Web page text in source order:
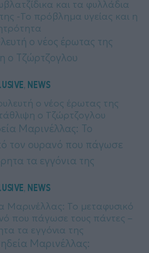
και τα φυλλάδια
-Το πρόβλημα υγείας και η
, NEWS
ο νέος έρωτας της
ο Τζώρτζογλου
, NEWS
Μαρινέλλας: To μεταφυσικό
που πάγωσε τους πάντες –
τα εγγόνια της